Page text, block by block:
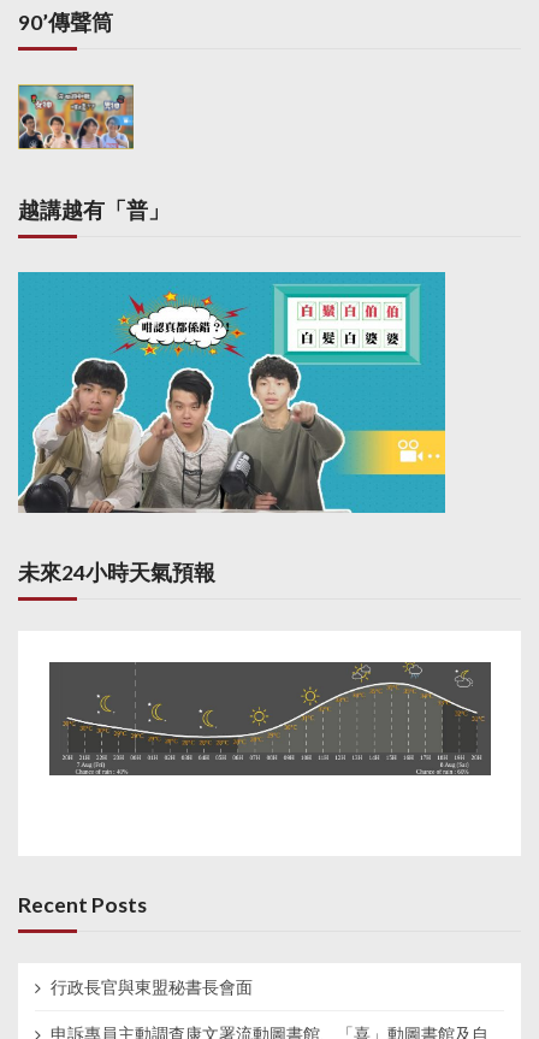
a
t
i
o
n
90’傳聲筒
越講越有「普」
未來24小時天氣預報
Recent Posts
行政長官與東盟秘書長會面
申訴專員主動調查康文署流動圖書館、「喜」動圖書館及自